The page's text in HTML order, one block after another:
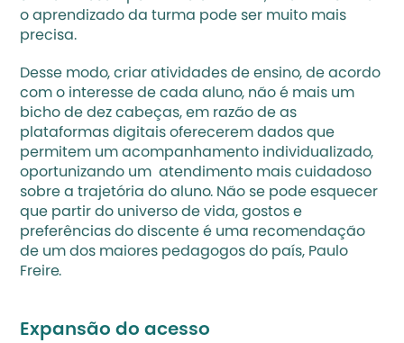
o aprendizado da turma pode ser muito mais
precisa.
Desse modo, criar atividades de ensino, de acordo
com o interesse de cada aluno, não é mais um
bicho de dez cabeças, em razão de as
plataformas digitais oferecerem dados que
permitem um acompanhamento individualizado,
oportunizando um  atendimento mais cuidadoso
sobre a trajetória do aluno. Não se pode esquecer
que partir do universo de vida, gostos e
preferências do discente é uma recomendação
de um dos maiores pedagogos do país, Paulo
Freire.
Expansão do acesso